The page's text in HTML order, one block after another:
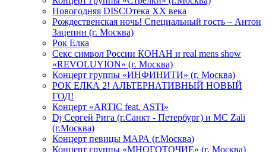
Новогодняя DISCOтека ХХ века
Рождественская ночь! Специальный гость – Антон
Зацепин (г. Москва)
Рок Елка
Секс символ России КОНАН и real mens show
«REVOLUYION» (г. Москва)
Концерт группы «ИНФИНИТИ» (г. Москва)
РОК ЕЛКА 2! АЛЬТЕРНАТИВНЫЙ НОВЫЙ
ГОД!
Концерт «ARTIC feat. ASTI»
Dj Сергей Рига (г.Санкт - Петербург) и MC Zali
(г.Москва)
Концерт певицы МАРА (г.Москва)
Концерт группы «МНОГОТОЧИЕ» (г. Москва)